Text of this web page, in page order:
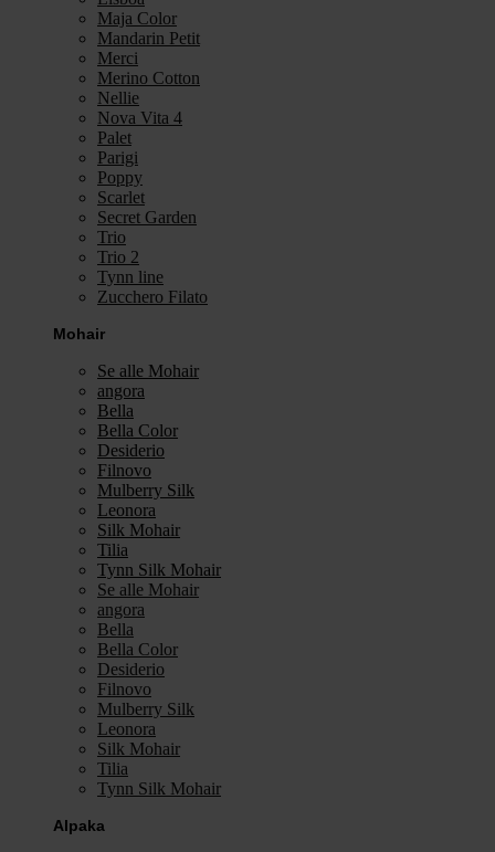
Maja Color
Mandarin Petit
Merci
Merino Cotton
Nellie
Nova Vita 4
Palet
Parigi
Poppy
Scarlet
Secret Garden
Trio
Trio 2
Tynn line
Zucchero Filato
Mohair
Se alle Mohair
angora
Bella
Bella Color
Desiderio
Filnovo
Mulberry Silk
Leonora
Silk Mohair
Tilia
Tynn Silk Mohair
Se alle Mohair
angora
Bella
Bella Color
Desiderio
Filnovo
Mulberry Silk
Leonora
Silk Mohair
Tilia
Tynn Silk Mohair
Alpaka